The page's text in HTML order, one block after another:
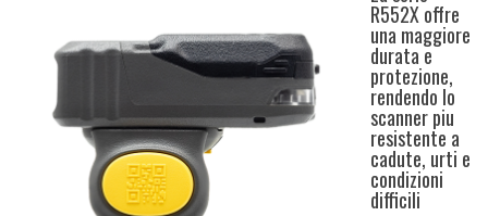
R552X offre
una maggiore
durata e
protezione,
rendendo lo
scanner piu
resistente a
cadute, urti e
condizioni
difficili